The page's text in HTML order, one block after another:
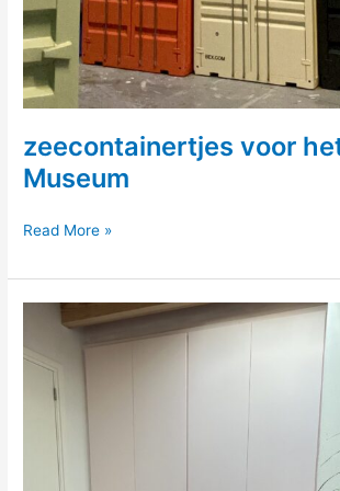
zeecontainertjes voor
Museum
zeecontainertjes
het
Maritiem
Read More »